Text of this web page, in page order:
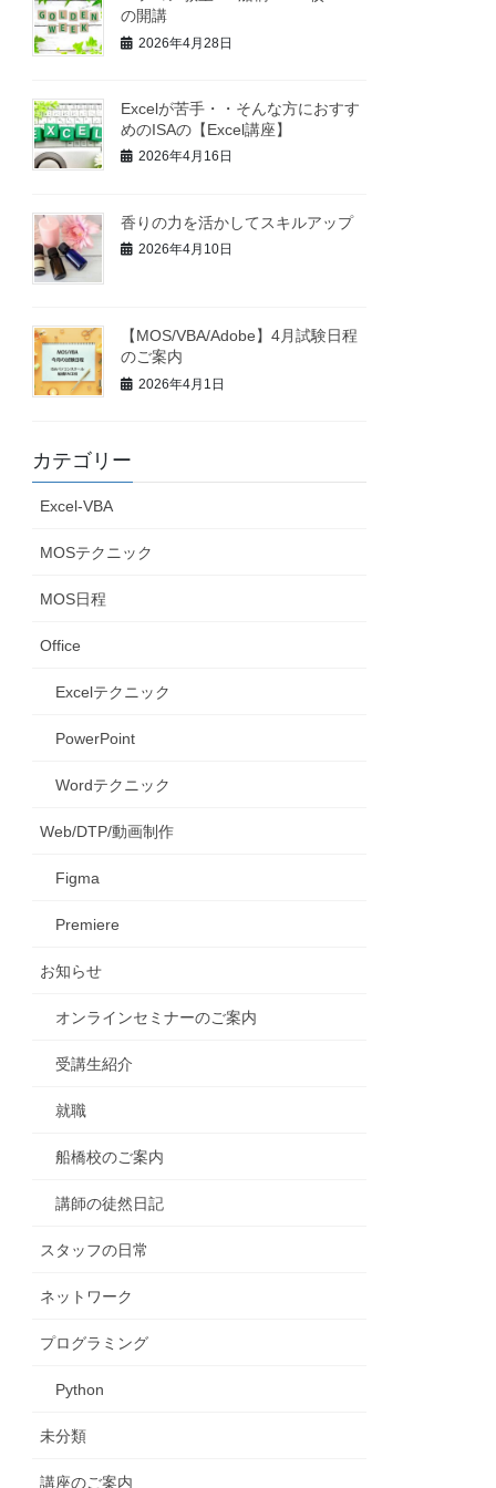
の開講
2026年4月28日
Excelが苦手・・そんな方におすす
めのISAの【Excel講座】
2026年4月16日
香りの力を活かしてスキルアップ
2026年4月10日
【MOS/VBA/Adobe】4月試験日程
のご案内
2026年4月1日
カテゴリー
Excel-VBA
MOSテクニック
MOS日程
Office
Excelテクニック
PowerPoint
Wordテクニック
Web/DTP/動画制作
Figma
Premiere
お知らせ
オンラインセミナーのご案内
受講生紹介
就職
船橋校のご案内
講師の徒然日記
スタッフの日常
ネットワーク
プログラミング
Python
未分類
講座のご案内